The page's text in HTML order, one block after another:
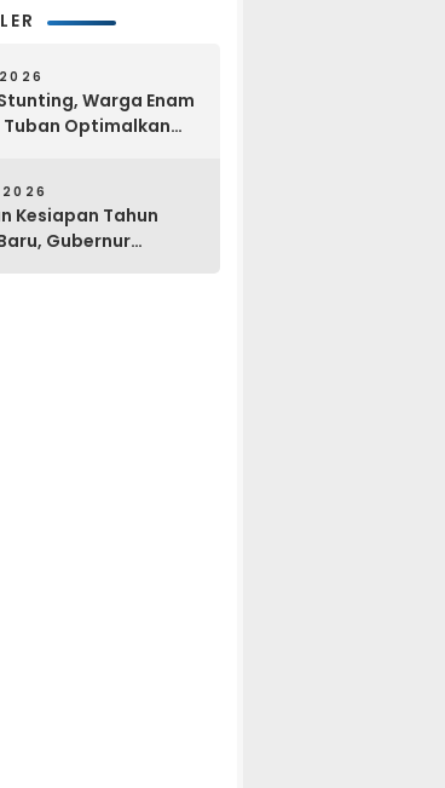
Warga Enam
Tuban Optimalkan
Kesiapan Tahun
Gubernur